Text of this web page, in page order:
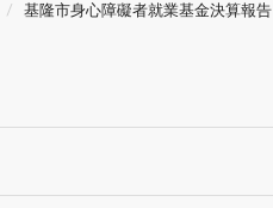
基隆市身心障礙者就業基金決算報告